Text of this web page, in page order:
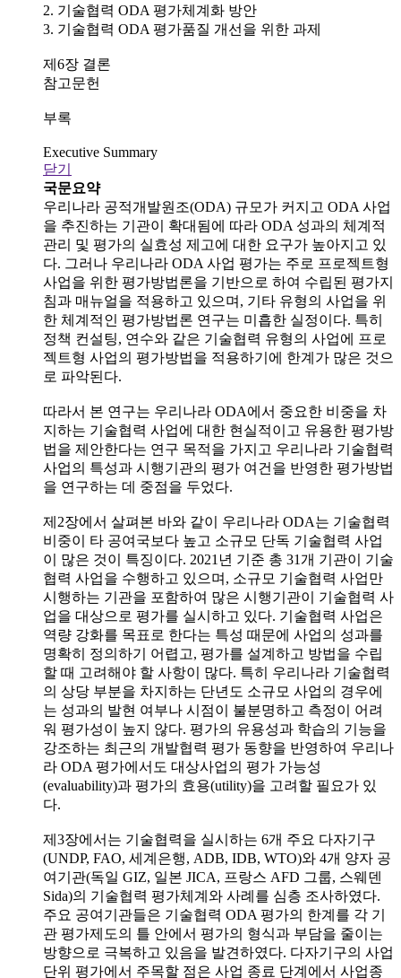
2. 기술협력 ODA 평가체계화 방안
3. 기술협력 ODA 평가품질 개선을 위한 과제
제6장 결론
참고문헌
부록
Executive Summary
닫기
국문요약
우리나라 공적개발원조(ODA) 규모가 커지고 ODA 사업
을 추진하는 기관이 확대됨에 따라 ODA 성과의 체계적
관리 및 평가의 실효성 제고에 대한 요구가 높아지고 있
다. 그러나 우리나라 ODA 사업 평가는 주로 프로젝트형
사업을 위한 평가방법론을 기반으로 하여 수립된 평가지
침과 매뉴얼을 적용하고 있으며, 기타 유형의 사업을 위
한 체계적인 평가방법론 연구는 미흡한 실정이다. 특히
정책 컨설팅, 연수와 같은 기술협력 유형의 사업에 프로
젝트형 사업의 평가방법을 적용하기에 한계가 많은 것으
로 파악된다.
따라서 본 연구는 우리나라 ODA에서 중요한 비중을 차
지하는 기술협력 사업에 대한 현실적이고 유용한 평가방
법을 제안한다는 연구 목적을 가지고 우리나라 기술협력
사업의 특성과 시행기관의 평가 여건을 반영한 평가방법
을 연구하는 데 중점을 두었다.
제2장에서 살펴본 바와 같이 우리나라 ODA는 기술협력
비중이 타 공여국보다 높고 소규모 단독 기술협력 사업
이 많은 것이 특징이다. 2021년 기준 총 31개 기관이 기술
협력 사업을 수행하고 있으며, 소규모 기술협력 사업만
시행하는 기관을 포함하여 많은 시행기관이 기술협력 사
업을 대상으로 평가를 실시하고 있다. 기술협력 사업은
역량 강화를 목표로 한다는 특성 때문에 사업의 성과를
명확히 정의하기 어렵고, 평가를 설계하고 방법을 수립
할 때 고려해야 할 사항이 많다. 특히 우리나라 기술협력
의 상당 부분을 차지하는 단년도 소규모 사업의 경우에
는 성과의 발현 여부나 시점이 불분명하고 측정이 어려
워 평가성이 높지 않다. 평가의 유용성과 학습의 기능을
강조하는 최근의 개발협력 평가 동향을 반영하여 우리나
라 ODA 평가에서도 대상사업의 평가 가능성
(evaluability)과 평가의 효용(utility)을 고려할 필요가 있
다.
제3장에서는 기술협력을 실시하는 6개 주요 다자기구
(UNDP, FAO, 세계은행, ADB, IDB, WTO)와 4개 양자 공
여기관(독일 GIZ, 일본 JICA, 프랑스 AFD 그룹, 스웨덴
Sida)의 기술협력 평가체계와 사례를 심층 조사하였다.
주요 공여기관들은 기술협력 ODA 평가의 한계를 각 기
관 평가제도의 틀 안에서 평가의 형식과 부담을 줄이는
방향으로 극복하고 있음을 발견하였다. 다자기구의 사업
단위 평가에서 주목할 점은 사업 종료 단계에서 사업종